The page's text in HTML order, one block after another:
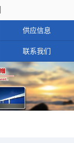
供应信息
联系我们